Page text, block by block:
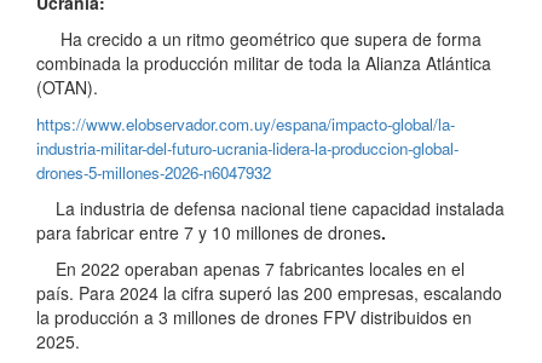
Ha crecido a un ritmo geométrico que supera de forma
combinada la producción militar de toda la Alianza Atlántica
(OTAN).
https://www.elobservador.com.uy/espana/impacto-global/la-
industria-militar-del-futuro-ucrania-lidera-la-produccion-global-
drones-5-millones-2026-n6047932
La industria de defensa nacional tiene capacidad instalada
para fabricar entre 7 y 10 millones de drones.
En 2022 operaban apenas 7 fabricantes locales en el
país. Para 2024 la cifra superó las 200 empresas, escalando
la producción a 3 millones de drones FPV distribuidos en
2025.